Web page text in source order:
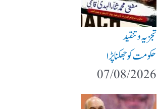
تجزیہ و تنقید
حکومت کو جھکنا پڑا
07/08/2026